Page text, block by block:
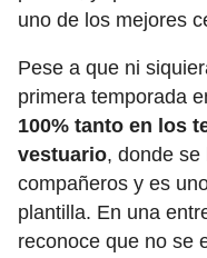
uno de los mejores
Pese a que ni
primera temporada
100% tanto en los
vestuario, donde se
compañeros y es
plantilla. En una
reconoce que no se